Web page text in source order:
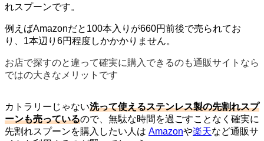
れスプーンです。
例えばAmazonだと100本入りが660円前後で売られてお
り、1本辺り6円程度しかかかりません。
お店で探すのと違って確実に購入できるのも通販サイトなら
ではの大きなメリットです
カトラリーじゃない洗って使えるステンレス製の先割れスプ
ーンも売っているので、無駄な時間を過ごすことなく確実に
先割れスプーンを購入したい人は Amazonや楽天など通販サ